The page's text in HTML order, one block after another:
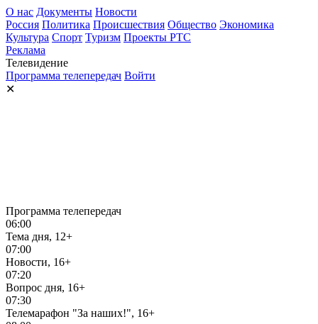
О нас Документы Новости
Россия Политика Происшествия Общество Экономика
Культура Спорт Туризм Проекты РТС
Реклама
Телевидение
Программа телепередач Войти
✕
Программа телепередач
06:00
Тема дня, 12+
07:00
Новости, 16+
07:20
Вопрос дня, 16+
07:30
Телемарафон "За наших!", 16+